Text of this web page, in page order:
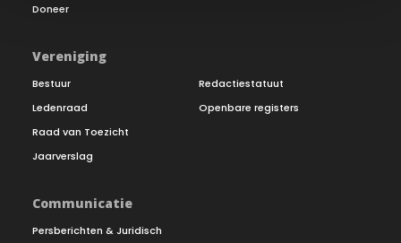
Doneer
Vereniging
Bestuur
Ledenraad
Raad van Toezicht
Jaarverslag
Redactiestatuut
Openbare registers
Communicatie
Persberichten & Juridisch